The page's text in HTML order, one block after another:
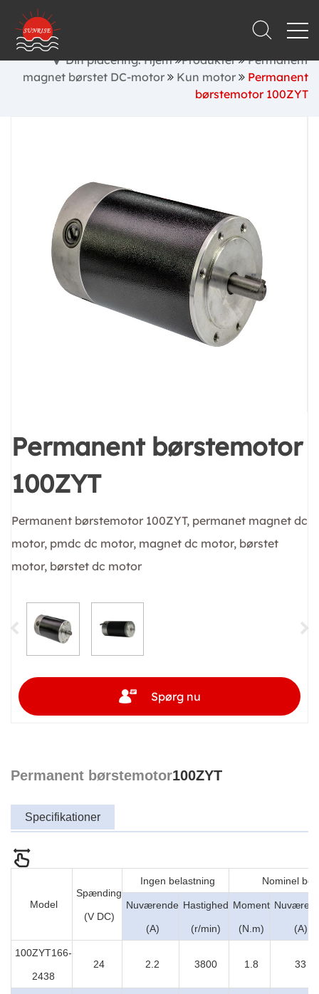
Din placering: Hjem Produkter
Permanent
magnet børstet DC-motor
Kun motor
Permanent
børstemotor 100ZYT
Permanent børstemotor
100ZYT
Permanent børstemotor 100ZYT, permanet magnet dc
motor, pmdc dc motor, magnet dc motor, børstet
motor, børstet dc motor
Spørg nu
Permanent børstemotor100ZYT
Specifikationer
Model
Spænding
(V DC)
Ingen belastning Nominel
Nuværende
(A)
Hastighed
(r/min)
Moment
(N.m) (A)
100ZYT166-
2438
24 2.2 3800 1.8 33